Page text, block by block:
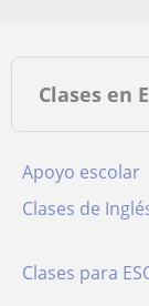
Clases en
Apoyo escolar
Clases de
Clases para